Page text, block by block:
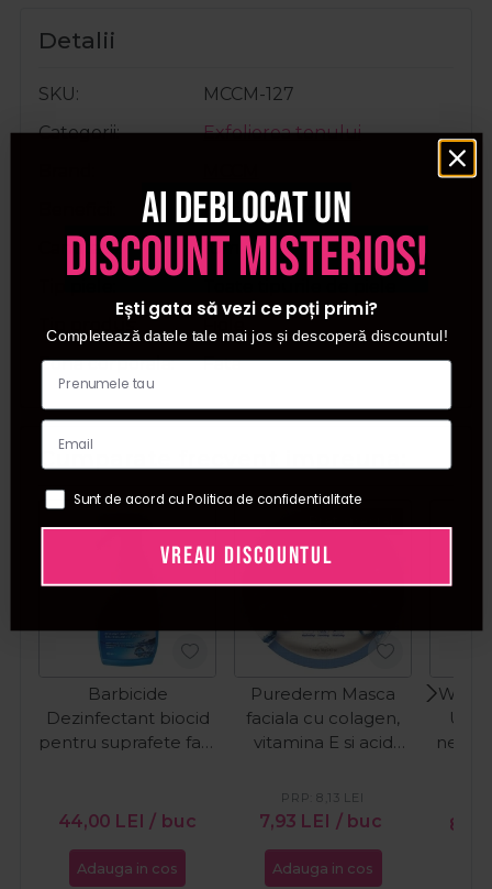
Detalii
SKU
MCCM-127
Categorii
Exfolierea tenului
Uniformizare
Cantitate
10ml
Tip produs
Fiole
Zona corporala
Fata
Cumparate frecvent impreuna:
Barbicide
Dezinfectant biocid
pentru suprafete fara
44,00 LEI / buc
Adauga in cos
Purederm Masca
faciala cu colagen,
vitamina E si acid
7,93 LEI / buc
PRP:8,13 LEI
Adauga in cos
Wella
Ulei
Ai deblocat un
discount misterios!
Ești gata să vezi ce poți primi?
Completează datele tale mai jos și descoperă discountul!
Sunt de acord cu Politica de confidentialitate
VREAU DISCOUNTUL